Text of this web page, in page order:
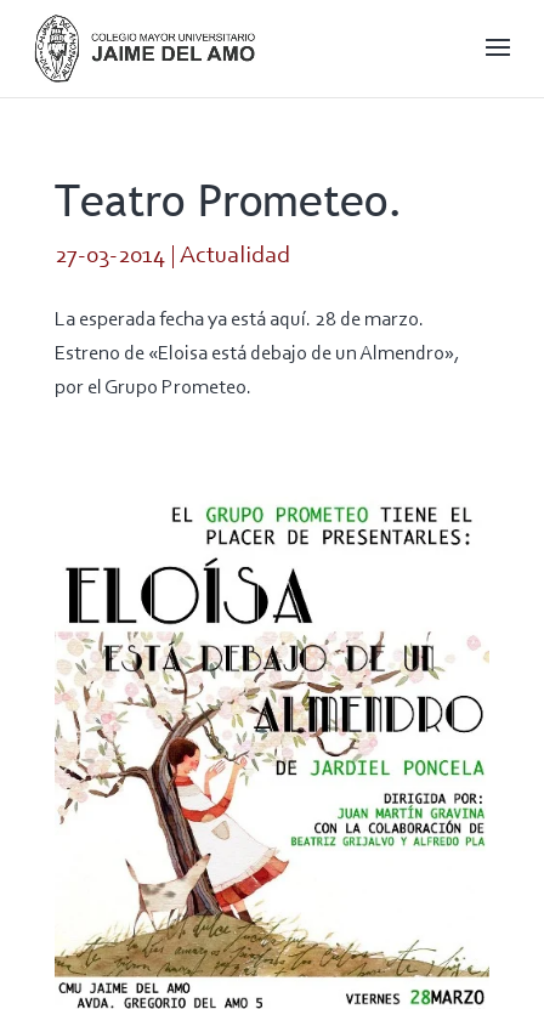
Teatro Prometeo.
27-03-2014| Actualidad
La esperada fecha ya está aquí. 28 de marzo.
Estreno de «Eloisa está debajo de un Almendro»,
por el Grupo Prometeo.